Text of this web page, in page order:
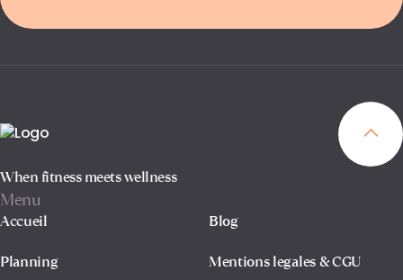
When fitness meets wellness
Menu
Accueil
Planning
Blog
Mentions legales & CGU